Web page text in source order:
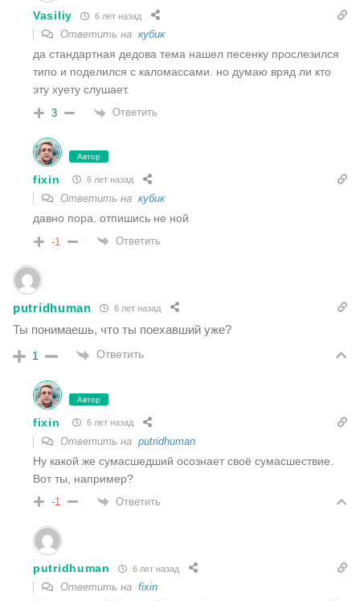
Vasiliy 6 лет назад
Ответить на кубик
да стандартная дедова тема нашел песенку прослезился
типо и поделился с каломассами. но думаю вряд ли кто
эту хуету слушает.
3 Ответить
Автор
fixin 6 лет назад
Ответить на кубик
давно пора. отпишись не ной
-1 Ответить
putridhuman 6 лет назад
Ты понимаешь, что ты поехавший уже?
1 Ответить
Автор
fixin 6 лет назад
Ответить на putridhuman
Ну какой же сумасшедший осознает своё сумасшествие.
Вот ты, например?
-1 Ответить
putridhuman 6 лет назад
Ответить на fixin